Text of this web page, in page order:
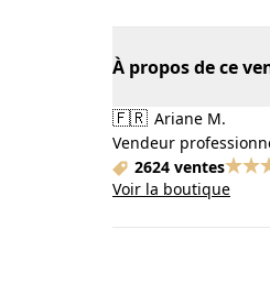
À propos de ce
🇫🇷 Ariane M.
Vendeur
2624 ventes
Voir la boutique